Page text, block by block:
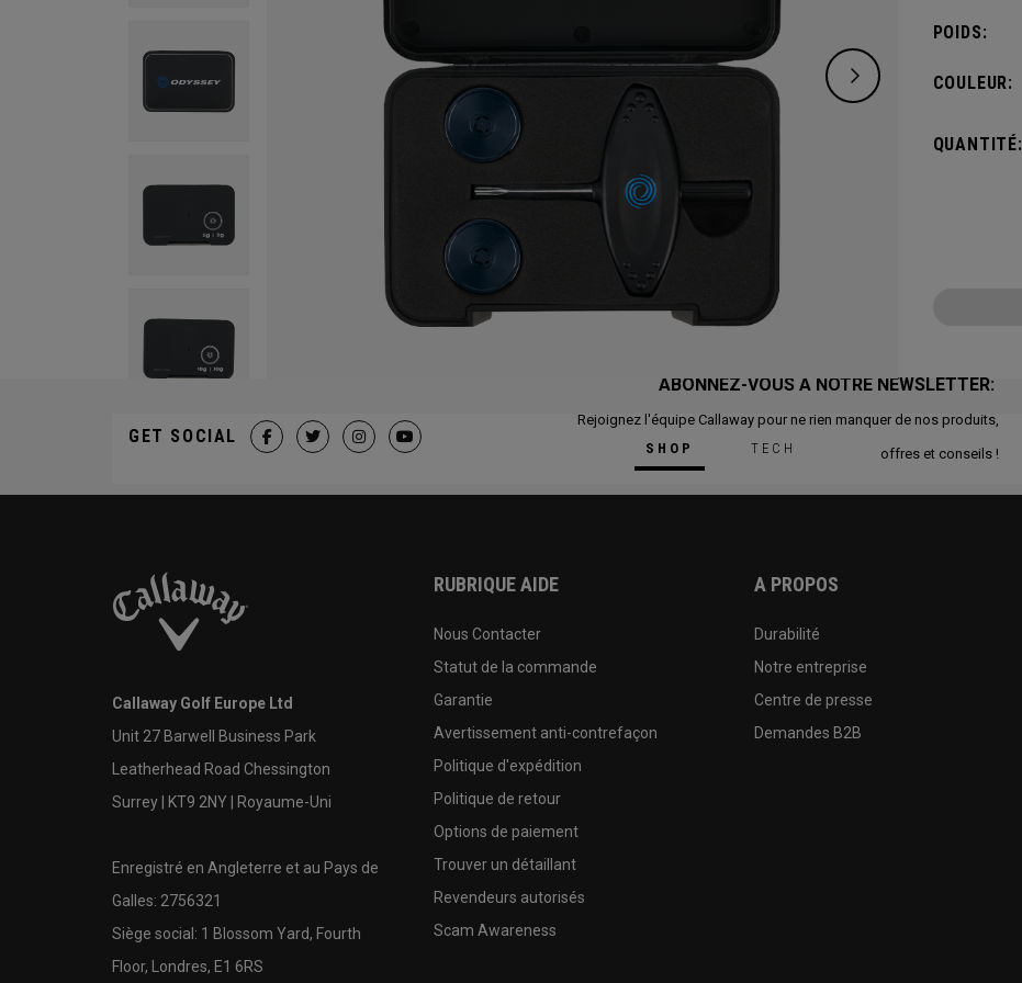
POIDS:
COULEUR:
QUANTITÉ:
SHOP TECH
ABONNEZ-VOUS À NOTRE NEWSLETTER:
Rejoignez l'équipe Callaway pour ne rien manquer de nos produits,
offres et conseils !
GET SOCIAL
Callaway Golf Europe Ltd
Unit 27 Barwell Business Park
Leatherhead Road Chessington
Surrey | KT9 2NY | Royaume-Uni
Enregistré en Angleterre et au Pays de
Galles: 2756321
Siège social: 1 Blossom Yard, Fourth
Floor, Londres, E1 6RS
RUBRIQUE AIDE
Nous Contacter
Statut de la commande
Garantie
Avertissement anti-contrefaçon
Politique d'expédition
Politique de retour
Options de paiement
Trouver un détaillant
Revendeurs autorisés
Scam Awareness
A PROPOS
Durabilité
Notre entreprise
Centre de presse
Demandes B2B